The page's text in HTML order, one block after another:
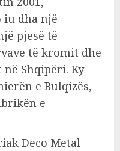
iu dha një
pjesë të
të kromit dhe
Shqipëri. Ky
e Bulqizës,
e
Deco Metal